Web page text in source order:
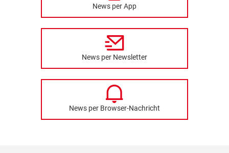
News per App
News per Newsletter
News per Browser-Nachricht